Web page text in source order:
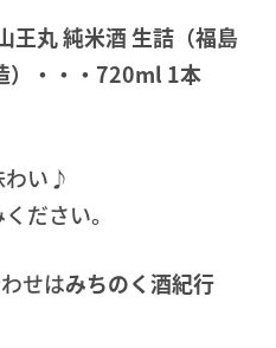
王丸 純米酒 生詰（福島
）・・・720ml 1本
わい♪
ださい。
せはみちのく酒紀行